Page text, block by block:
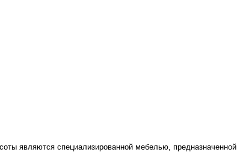
являются специализированной мебелью, предназначенной